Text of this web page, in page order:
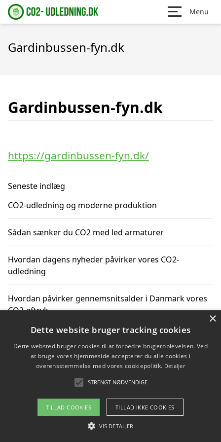
Menu
Gardinbussen-fyn.dk
Gardinbussen-fyn.dk
https://gardinbussen-fyn.dk/
Seneste indlæg
CO2-udledning og moderne produktion
Sådan sænker du CO2 med led armaturer
Hvordan dagens nyheder påvirker vores CO2-
udledning
Hvordan påvirker gennemsnitsalder i Danmark vores
CO2-aftryk
Hvordan nyheder om CO2-udledning påvirker vores
hverdag
Om / kontakt
Blog Betingelser
×
Dette website bruger tracking cookies
Dette websted bruger cookies til at forbedre brugeroplevelsen. Ved
at bruge vores hjemmeside accepterer du alle cookies i
overensstemmelse med vores cookiepolitik. Detaljer
STRENGT NØDVENDIGE
TILLAD COOKIES TILLAD IKKE COOKIES
VIS DETALJER